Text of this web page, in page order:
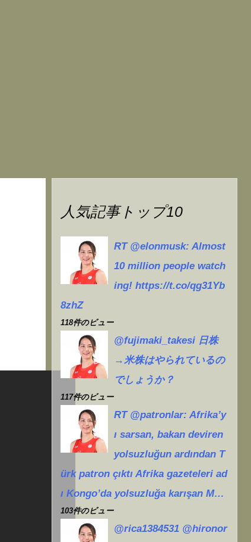
人気記事トップ10
RT @elonmusk: Almost
10 million people watch
ing! https://t.co/qg31Yb
8zhZ
118件のビュー
@fujimaki_takesi 日株
→米株はやられているの
でしょうか？
117件のビュー
RT @patronlar: Afrika’y
ı sarsan, bakan deviren
yolsuzluğun ardından T
ürk patron çıktı Afrika gazeteleri ad
ı Kongo’da yolsuzluğa karışan M…
103件のビュー
@rica1384531 @hironor